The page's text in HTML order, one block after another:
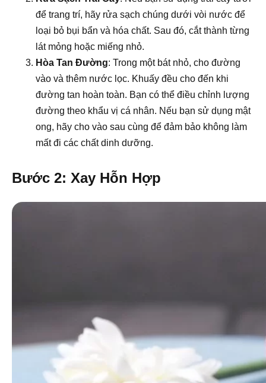
để trang trí, hãy rửa sạch chúng dưới vòi nước để
loại bỏ bụi bẩn và hóa chất. Sau đó, cắt thành từng
lát mỏng hoặc miếng nhỏ.
Hòa Tan Đường: Trong một bát nhỏ, cho đường
vào và thêm nước lọc. Khuấy đều cho đến khi
đường tan hoàn toàn. Bạn có thể điều chỉnh lượng
đường theo khẩu vị cá nhân. Nếu bạn sử dụng mật
ong, hãy cho vào sau cùng để đảm bảo không làm
mất đi các chất dinh dưỡng.
Bước 2: Xay Hỗn Hợp